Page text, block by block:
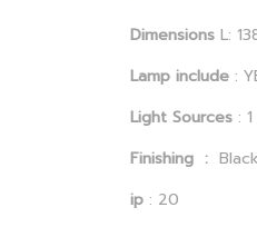
Dimensions L:
Lamp include :
Light Sources :
Finishing : Black
ip : 20